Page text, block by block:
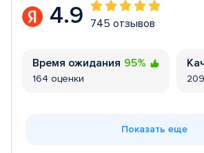
4.9 745 отзывов
Время ожидания 95%
164 оценки
Показать еще